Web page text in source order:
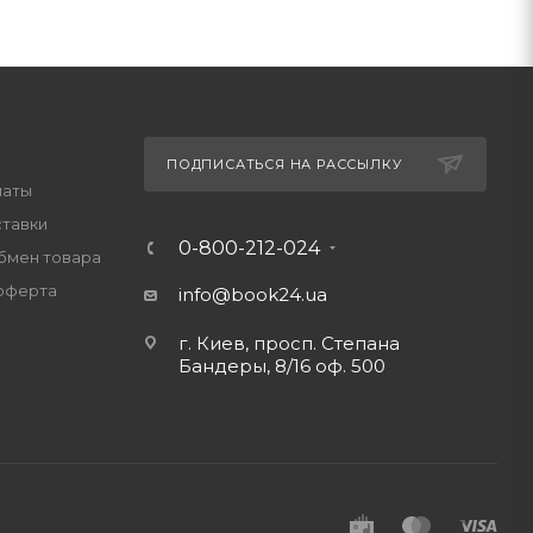
товара
ПОДПИСАТЬСЯ НА РАССЫЛКУ
0-800-212-024
info@book24.ua
г. Киев, просп. Степана
Бандеры, 8/16 оф. 500